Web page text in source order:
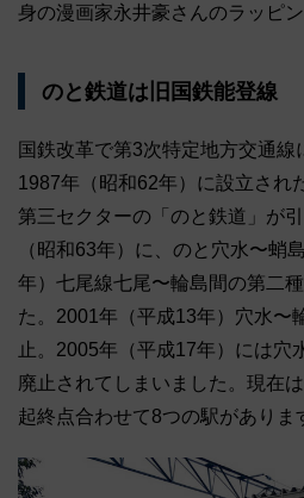
身の漫画家永井豪さんのラッピ
のと鉄道は旧国鉄能登線
国鉄改革で第3次特定地方交通線
1987年（昭和62年）に設立され
第三セクターの「のと鉄道」が
（昭和63年）に、のと穴水〜蛸
年）七尾線七尾〜輪島間の第二
た。2001年（平成13年）穴水〜
止。2005年（平成17年）には穴
廃止されてしまいました。現在
起終点合わせて8つの駅がありま